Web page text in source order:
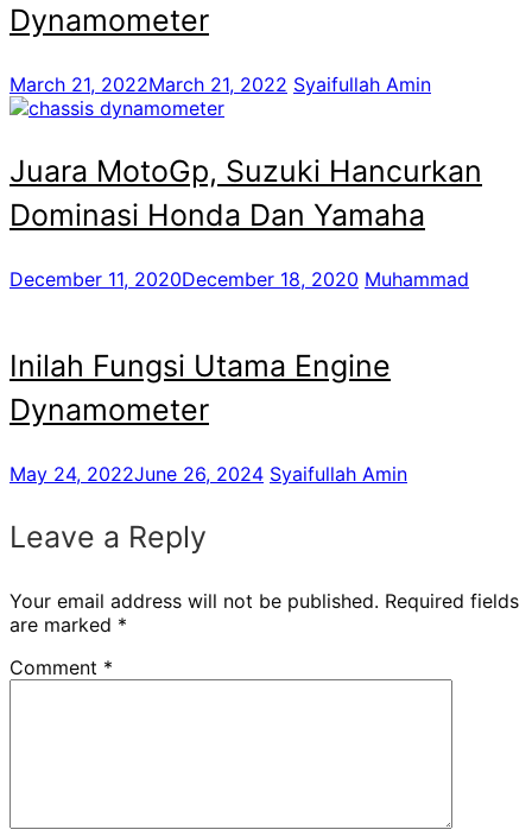
Dynamometer
March 21, 2022March 21, 2022 Syaifullah Amin
Juara MotoGp, Suzuki Hancurkan
Dominasi Honda Dan Yamaha
December 11, 2020December 18, 2020 Muhammad
Inilah Fungsi Utama Engine
Dynamometer
May 24, 2022June 26, 2024 Syaifullah Amin
Leave a Reply
Your email address will not be published. Required fields
are marked *
Comment *